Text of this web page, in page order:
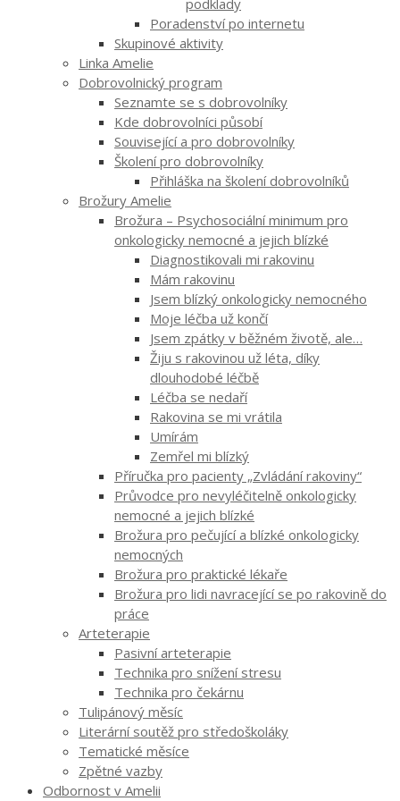
podklady
Poradenství po internetu
Skupinové aktivity
Linka Amelie
Dobrovolnický program
Seznamte se s dobrovolníky
Kde dobrovolníci působí
Související a pro dobrovolníky
Školení pro dobrovolníky
Přihláška na školení dobrovolníků
Brožury Amelie
Brožura – Psychosociální minimum pro
onkologicky nemocné a jejich blízké
Diagnostikovali mi rakovinu
Mám rakovinu
Jsem blízký onkologicky nemocného
Moje léčba už končí
Jsem zpátky v běžném životě, ale…
Žiju s rakovinou už léta, díky
dlouhodobé léčbě
Léčba se nedaří
Rakovina se mi vrátila
Umírám
Zemřel mi blízký
Příručka pro pacienty „Zvládání rakoviny“
Průvodce pro nevyléčitelně onkologicky
nemocné a jejich blízké
Brožura pro pečující a blízké onkologicky
nemocných
Brožura pro praktické lékaře
Brožura pro lidi navracející se po rakovině do
práce
Arteterapie
Pasivní arteterapie
Technika pro snížení stresu
Technika pro čekárnu
Tulipánový měsíc
Literární soutěž pro středoškoláky
Tematické měsíce
Zpětné vazby
Odbornost v Amelii